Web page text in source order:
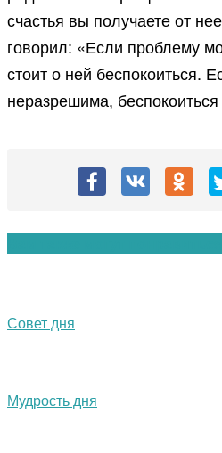
счастья вы получаете от
говорил: «Если проблему
стоит о ней беспокоиться.
неразрешима,
Совет дня
Мудрость дня